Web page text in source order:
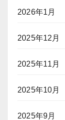
2026年1月
2025年12月
2025年11月
2025年10月
2025年9月